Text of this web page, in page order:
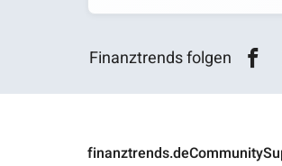
Finanztrends folgen
finanztrends.deCommunity